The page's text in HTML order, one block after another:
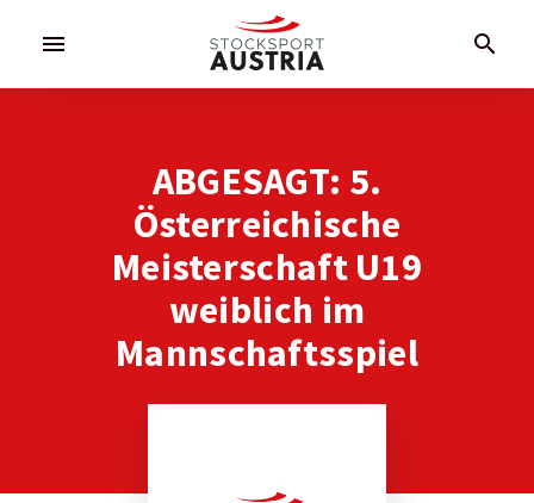
menu search
ABGESAGT: 5.
Österreichische
Meisterschaft U19
weiblich im
Mannschaftsspiel